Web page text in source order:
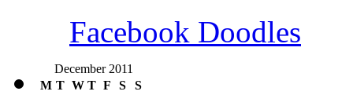
Facebook Doodles
December 2011
M T W T F S
S